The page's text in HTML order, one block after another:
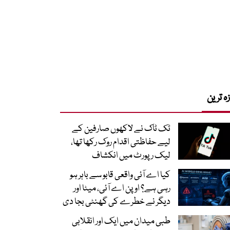
ترین
ٹک ٹاک نے لاکھوں صارفین کے
لیے حفاظتی اقدام روک رکھا تھا،
لیک رپورٹ میں انکشاف
کیا اے آئی واقعی قابو سے باہر ہو
رہی ہے؟ اوپن اے آئی، میٹا اور
دیگر نے خطرے کی گھنٹی بجا دی
طبی میدان میں ایک اور انقلابی